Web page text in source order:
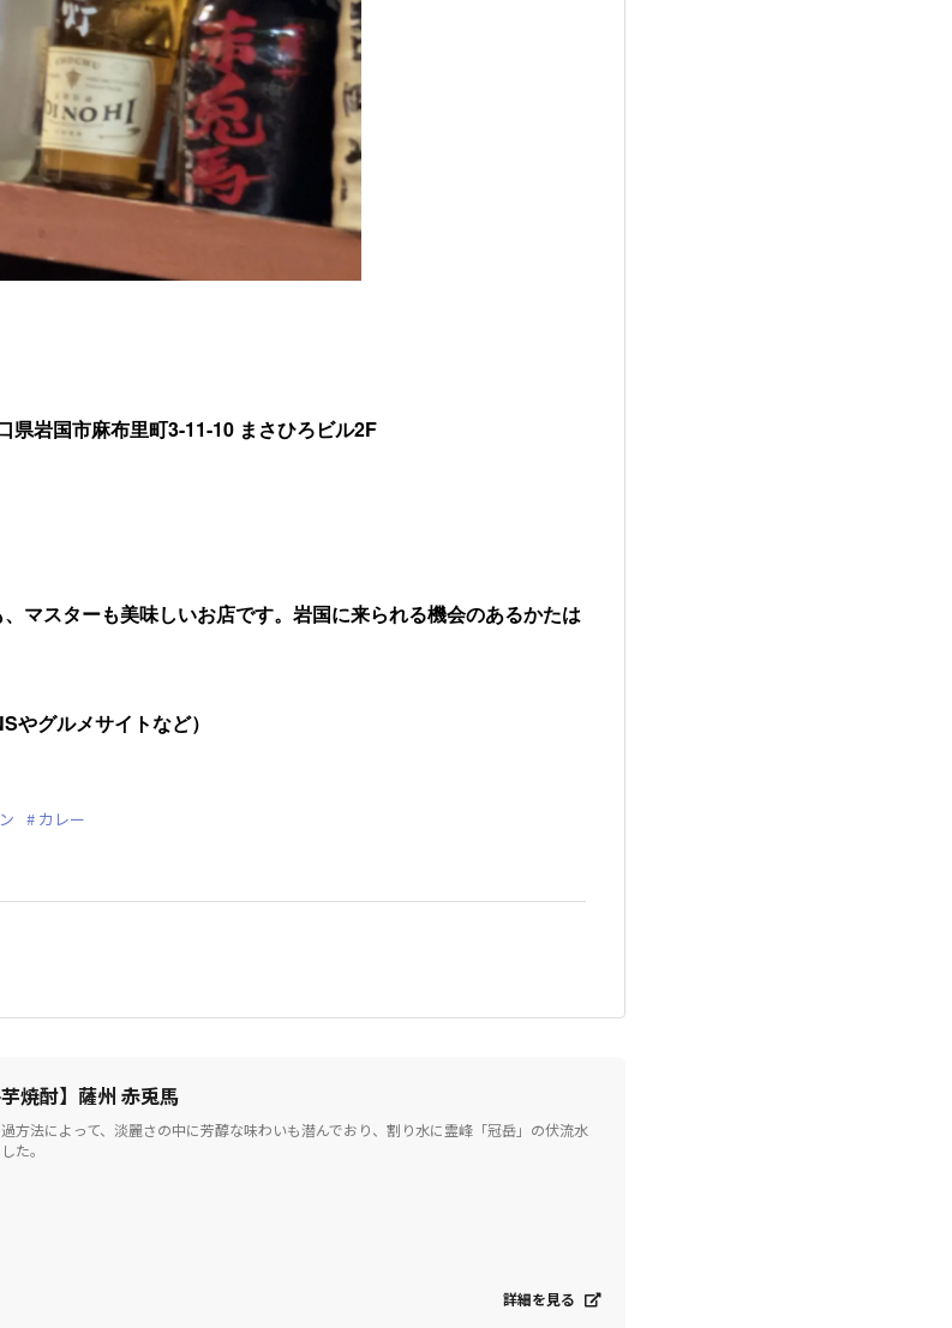
県岩国市麻布里町3-11-10 まさひろビル2F
マスターも美味しいお店です。岩国に来られる機会のあるかたは
やグルメサイトなど）
カレー
芋焼酎】薩州 赤兎馬
方法によって、淡麗さの中に芳醇な味わいも潜んでおり、割り水に霊峰「冠岳」の伏流水
た。
詳細を見る